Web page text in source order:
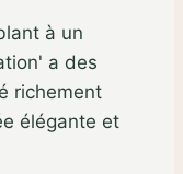
à un
a des
richement
élégante et